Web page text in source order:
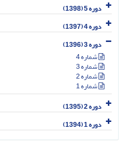
دوره 5 (1398)
دوره 4 (1397)
دوره 3 (1396)
شماره 4
شماره 3
شماره 2
شماره 1
دوره 2 (1395)
دوره 1 (1394)